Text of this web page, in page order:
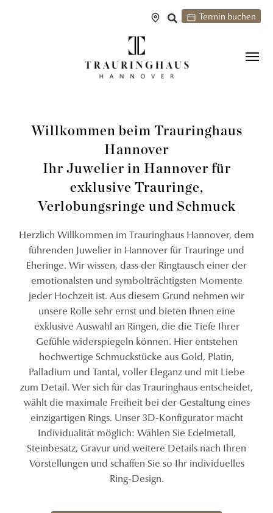
Termin buchen
Willkommen beim Trauringhaus
Hannover
Ihr Juwelier in Hannover für
exklusive Trauringe,
Verlobungsringe und Schmuck
Herzlich Willkommen im Trauringhaus Hannover, dem
führenden Juwelier in Hannover für Trauringe und
Eheringe. Wir wissen, dass der Ringtausch einer der
emotionalsten und symbolträchtigsten Momente
jeder Hochzeit ist. Aus diesem Grund nehmen wir
unsere Rolle sehr ernst und bieten Ihnen eine
exklusive Auswahl an Ringen, die die Tiefe Ihrer
Gefühle widerspiegeln können. Hier entstehen
hochwertige Schmuckstücke aus Gold, Platin,
Palladium und Tantal, voller Eleganz und mit Liebe
zum Detail. Wer sich für das Trauringhaus entscheidet,
wählt die maximale Freiheit bei der Gestaltung eines
einzigartigen Rings. Unser 3D-Konfigurator macht
Individualität möglich: Wählen Sie Edelmetall,
Steinbesatz, Gravur und weitere Details nach Ihren
Vorstellungen und schaffen Sie so Ihr individuelles
Ring-Design.